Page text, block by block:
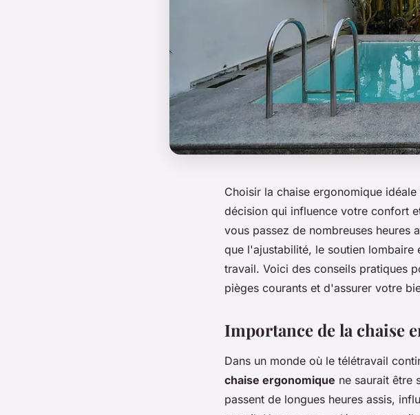
Choisir la chaise ergonomique
décision qui influence votre confort
vous passez de nombreuses heures
que l'ajustabilité, le soutien
travail. Voici des conseils pratiques
pièges courants et d'assurer votre
Importance de la chaise
Dans un monde où le télétravail
chaise ergonomique ne saurait être
passent de longues heures assis,